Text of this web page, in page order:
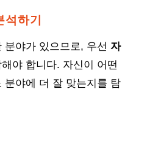
하기
분야가 있으므로, 우선 자
야 합니다. 자신이 어떤
분야에 더 잘 맞는지를 탐